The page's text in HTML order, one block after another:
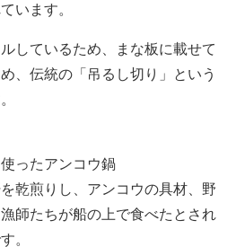
います。
しているため、まな板に載せて
、伝統の「吊るし切り」という
ったアンコウ鍋
乾煎りし、アンコウの具材、野
師たちが船の上で食べたとされ
。